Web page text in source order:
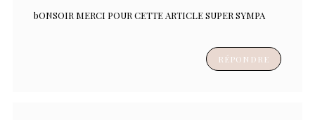
bONSOIR MERCI POUR CETTE ARTICLE SUPER SYMPA
RÉPONDRE